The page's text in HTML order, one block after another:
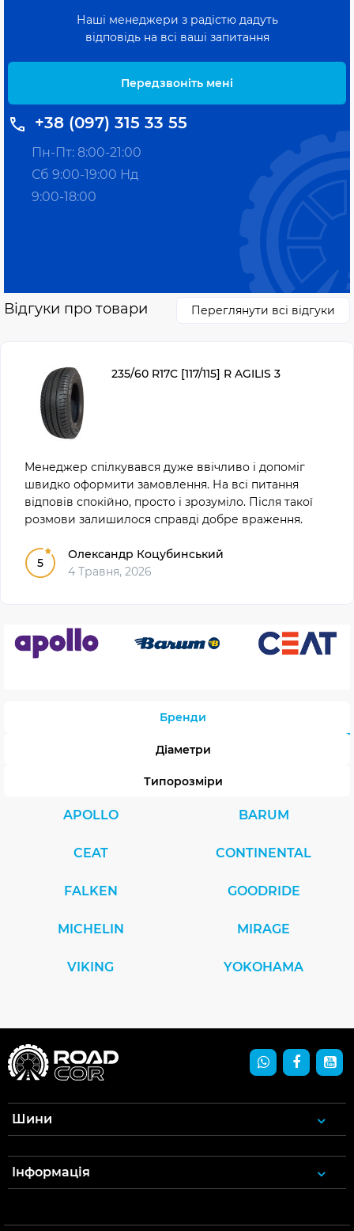
Наші менеджери з радістю дадуть
відповідь на всі ваші запитання
Передзвоніть мені
+38 (097) 315 33 55
Пн-Пт: 8:00-21:00
Сб 9:00-19:00 Нд
9:00-18:00
Відгуки про товари Переглянути всі відгуки
235/60 R17C [117/115] R AGILIS 3
Менеджер спілкувався дуже ввічливо і допоміг
швидко оформити замовлення. На всі питання
відповів спокійно, просто і зрозуміло. Після такої
розмови залишилося справді добре враження.
5
Олександр Коцубинський
4 Травня, 2026
Бренди
Діаметри
Типорозміри
APOLLO BARUM
CEAT CONTINENTAL
FALKEN GOODRIDE
MICHELIN MIRAGE
VIKING YOKOHAMA
Шини
Інформація